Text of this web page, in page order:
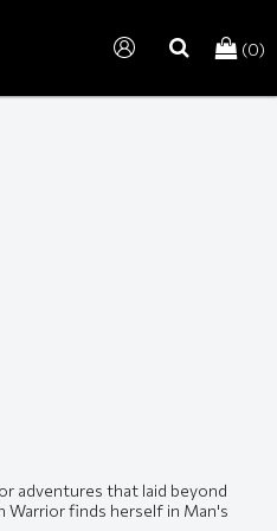
(0)
search
adventures that laid beyond
finds herself in Man's